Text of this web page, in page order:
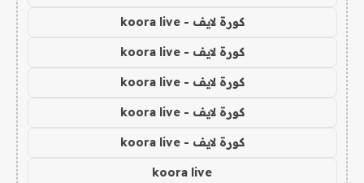
كورة لايف - koora live
كورة لايف - koora live
كورة لايف - koora live
كورة لايف - koora live
كورة لايف - koora live
koora live